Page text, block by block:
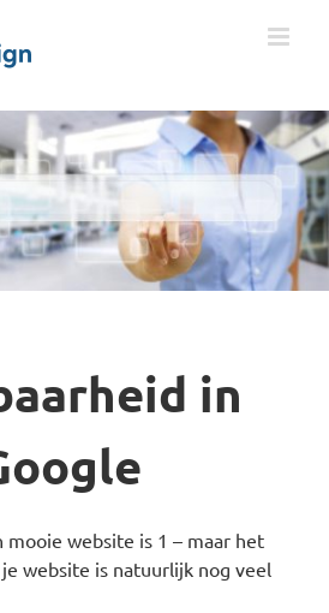
in
mooie website is 1 – maar het
website is natuurlijk nog veel